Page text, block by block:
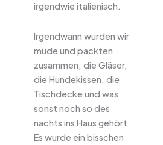
irgendwie italienisch.
Irgendwann wurden wir
müde und packten
zusammen, die Gläser,
die Hundekissen, die
Tischdecke und was
sonst noch so des
nachts ins Haus gehört.
Es wurde ein bisschen